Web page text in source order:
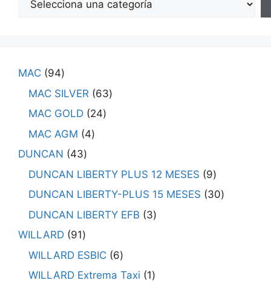
MAC 94
MAC SILVER
63
MAC GOLD 24
MAC AGM
4
DUNCAN
43
DUNCAN LIBERTY PLUS 12 MESES
9
DUNCAN LIBERTY-PLUS 15 MESES
30
DUNCAN LIBERTY EFB
3
WILLARD 91
WILLARD ESBIC 6
WILLARD Extrema Taxi
1